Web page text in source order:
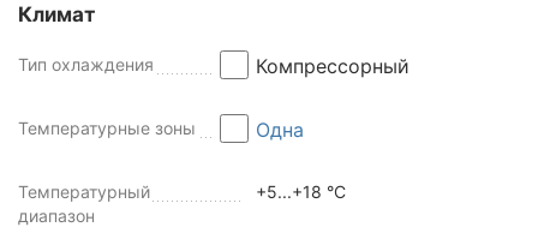
Климат
Тип охлаждения Компрессорный
Температурные зоны Одна
Температурный
диапазон
+5...+18 °C